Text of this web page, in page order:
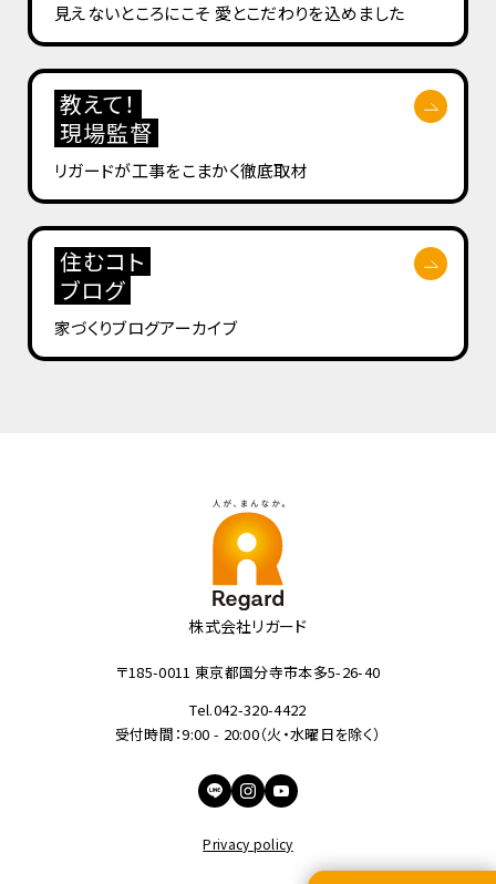
見えないところにこそ 愛とこだわりを込めました
教えて！
現場監督
リガードが工事をこまかく徹底取材
住むコト
ブログ
家づくりブログアーカイブ
株式会社リガード
〒185-0011 東京都国分寺市本多5-26-40
Tel.042-320-4422
受付時間：9:00 - 20:00（火・水曜日を除く）
Privacy policy